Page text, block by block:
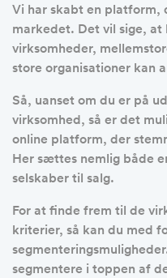
Vi har skabt en platform,
markedet. Det vil sige, at
virksomheder,
store organisationer kan
Så, uanset om du er på
virksomhed, så er det
online platform, der
Her sættes nemlig både
selskaber til salg.
For at finde frem til de
kriterier, så kan du med
segmentere i toppen af